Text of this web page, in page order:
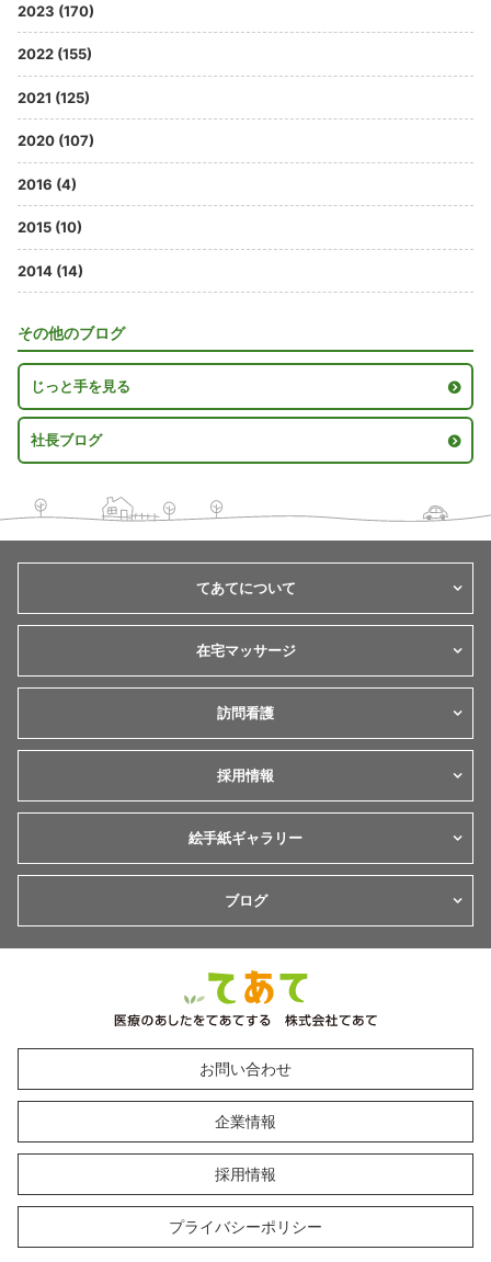
2023 (170)
2022 (155)
2021 (125)
2020 (107)
2016 (4)
2015 (10)
2014 (14)
その他のブログ
じっと手を見る
社長ブログ
てあてについて
在宅マッサージ
訪問看護
採用情報
絵手紙ギャラリー
ブログ
お問い合わせ
企業情報
採用情報
プライバシーポリシー